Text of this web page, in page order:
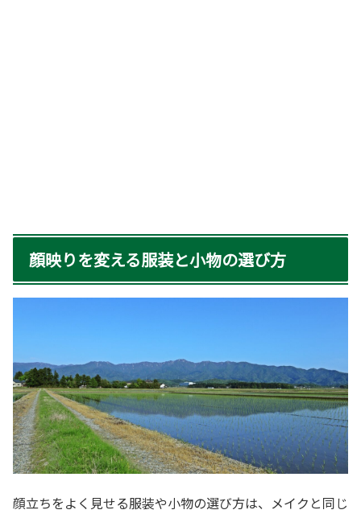
顔映りを変える服装と小物の選び方
顔立ちをよく見せる服装や小物の選び方は、メイクと同じ